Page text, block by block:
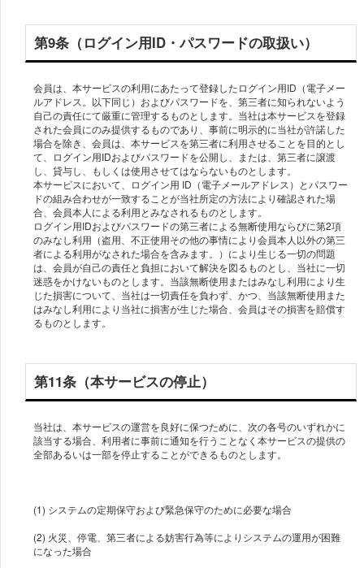
第9条（ログイン用ID・パスワードの取扱い）
会員は、本サービスの利用にあたって登録したログイン用ID（電子メー
ルアドレス。以下同じ）およびパスワードを、第三者に知られないよう
自己の責任にて厳重に管理するものとします。当社は本サービスを登録
された会員にのみ提供するものであり、事前に明示的に当社が許諾した
場合を除き、会員は、本サービスを第三者に利用させることを目的とし
て、ログイン用IDおよびパスワードを公開し、または、第三者に譲渡
し、貸与し、もしくは使用させてはならないものとします。
本サービスにおいて、ログイン用 ID（電子メールアドレス）とパスワー
ドの組み合わせが一致することが当社所定の方法により確認された場
合、会員本人による利用とみなされるものとします。
ログイン用IDおよびパスワードの第三者による無断使用ならびに第2項
のみなし利用（盗用、不正使用その他の事情により会員本人以外の第三
者による利用がなされた場合を含みます。）により生じる一切の問題
は、会員が自己の責任と負担において解決を図るものとし、当社に一切
迷惑をかけないものとします。当該無断使用またはみなし利用により生
じた損害について、当社は一切責任を負わず、かつ、当該無断使用また
はみなし利用により当社に損害が生じた場合、会員はその損害を賠償す
るものとします。
第11条（本サービスの停止）
当社は、本サービスの運営を良好に保つために、次の各号のいずれかに
該当する場合、利用者に事前に通知を行うことなく本サービスの提供の
全部あるいは一部を停止することができるものとします。
(1) システムの定期保守および緊急保守のために必要な場合
(2) 火災、停電、第三者による妨害行為等によりシステムの運用が困難
になった場合